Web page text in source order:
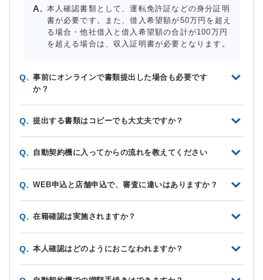
本人確認書類として、運転免許証などの身分証明
書が必要です。また、借入希望額が50万円を超え
る場合・他社借入と借入希望額の合計が100万円
を超える場合は、収入証明書が必要となります。
Q. 事前にオンラインで書類提出した場合も必要です
か？
Q. 提出する書類はコピーでも大丈夫ですか？
Q. 自動契約機に入ってからの流れを教えてください
Q. WEB申込と店舗申込で、審査に違いはありますか？
Q. 在籍確認は実施されますか？
Q. 本人確認はどのようにおこなわれますか？